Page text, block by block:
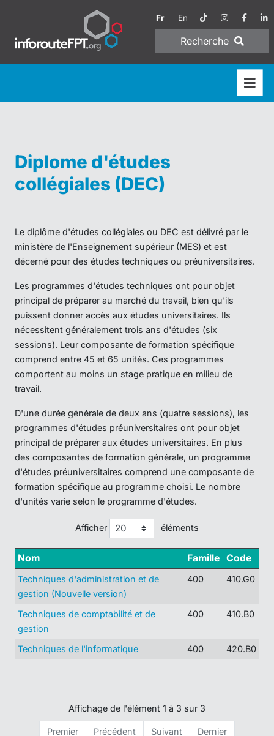
Fr En
Recherche
Diplome d'études
collégiales (DEC)
Le diplôme d'études collégiales ou DEC est délivré par le
ministère de l'Enseignement supérieur (MES) et est
décerné pour des études techniques ou préuniversitaires.
Les programmes d'études techniques ont pour objet
principal de préparer au marché du travail, bien qu'ils
puissent donner accès aux études universitaires. Ils
nécessitent généralement trois ans d'études (six
sessions). Leur composante de formation spécifique
comprend entre 45 et 65 unités. Ces programmes
comportent au moins un stage pratique en milieu de
travail.
D'une durée générale de deux ans (quatre sessions), les
programmes d'études préuniversitaires ont pour objet
principal de préparer aux études universitaires. En plus
des composantes de formation générale, un programme
d'études préuniversitaires comprend une composante de
formation spécifique au programme choisi. Le nombre
d'unités varie selon le programme d'études.
Afficher éléments
Nom Famille Code
Techniques d'administration et de
gestion (Nouvelle version)
400 410.G0
Techniques de comptabilité et de
gestion
400 410.B0
Techniques de l'informatique 400 420.B0
Affichage de l'élément 1 à 3 sur 3
Premier Précédent Suivant Dernier